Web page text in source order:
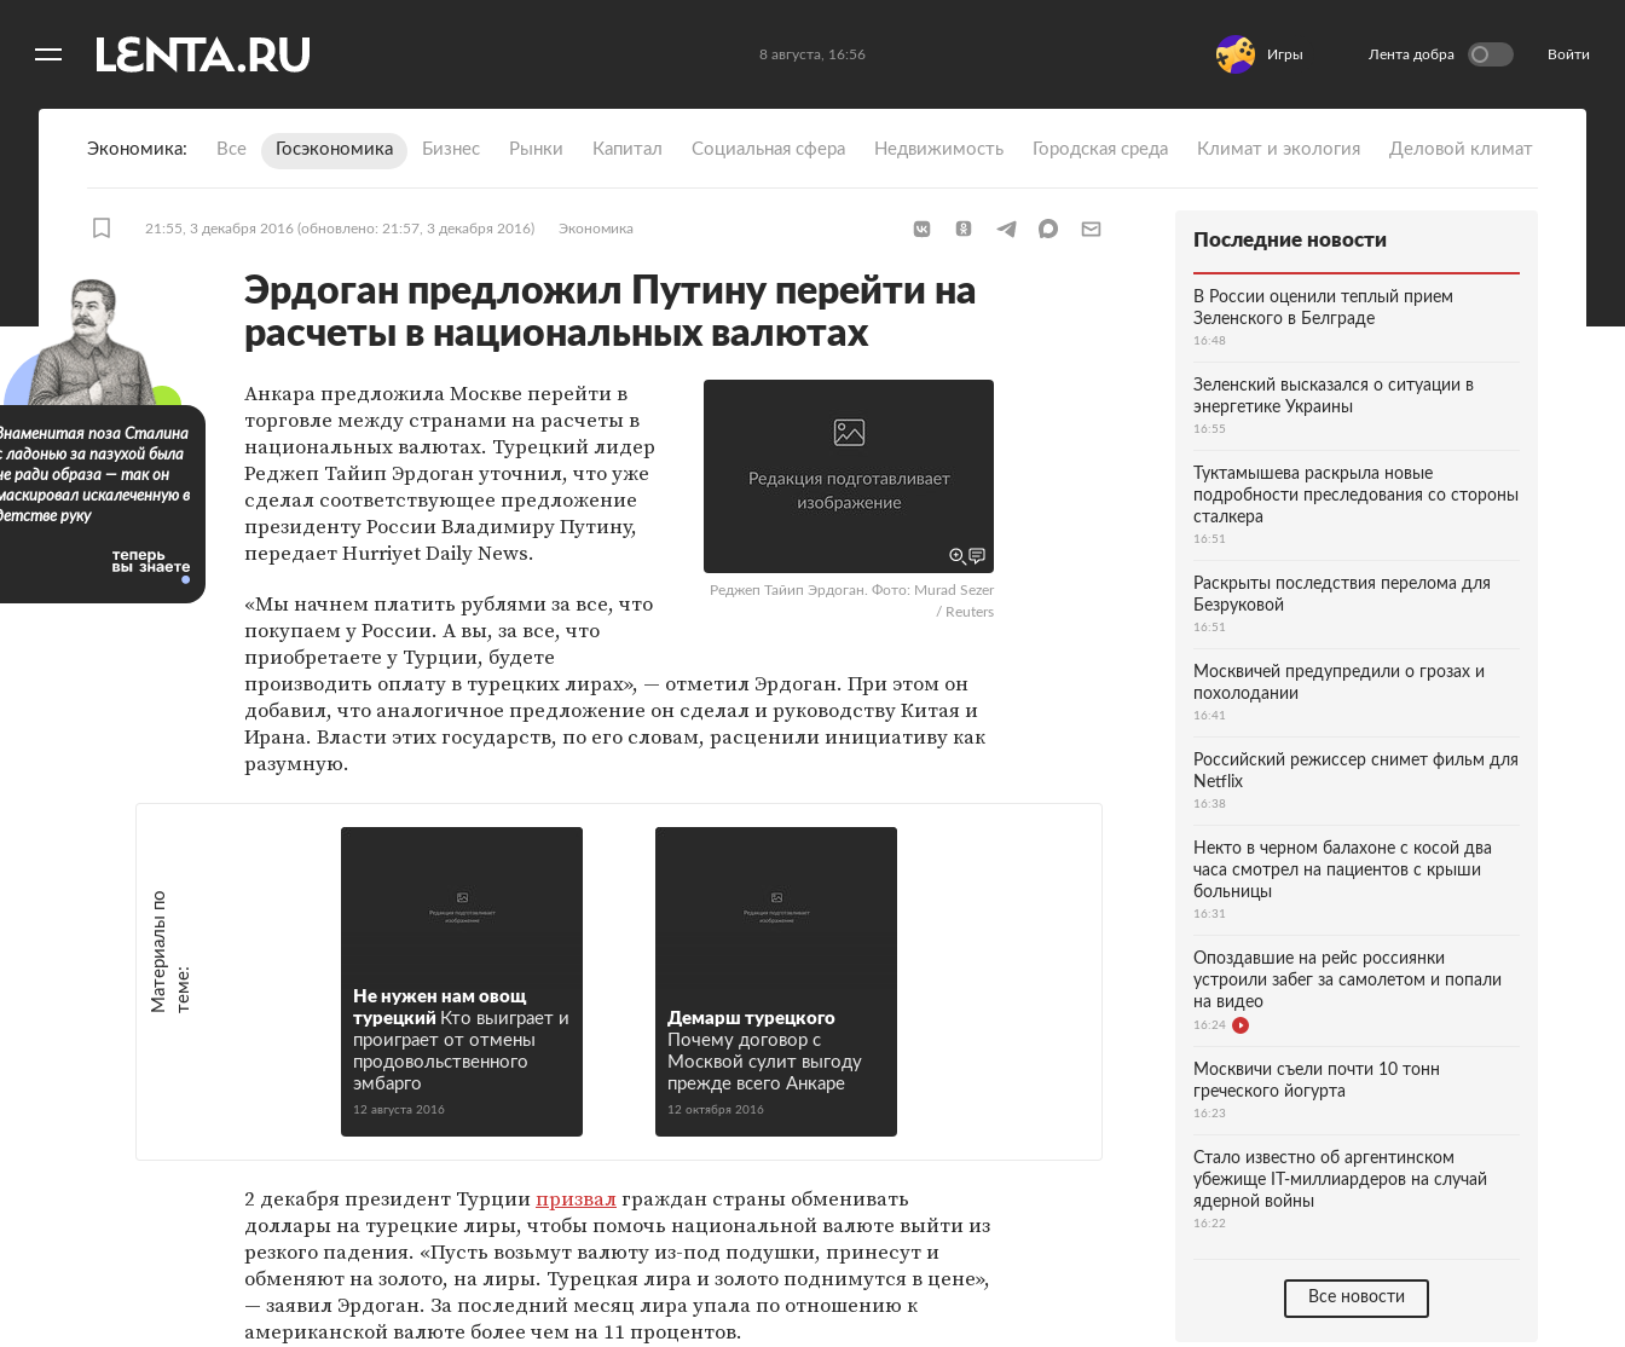
8 августа, 16:56 Игры Лента добра Войти
Экономика Все Госэкономика Бизнес Рынки Капитал Социальная сфера Недвижимость Городская среда Климат и экология Деловой климат
21:55, 3 декабря 2016 (обновлено: 21:57, 3 декабря 2016) Экономика
Эрдоган предложил Путину перейти на
расчеты в национальных валютах
Реджеп Тайип Эрдоган. Фото: Murad Sezer
/ Reuters
Анкара предложила Москве перейти в
торговле между странами на расчеты в
национальных валютах. Турецкий лидер
Реджеп Тайип Эрдоган уточнил, что уже
сделал соответствующее предложение
президенту России Владимиру Путину,
передает Hurriyet Daily News.
«Мы начнем платить рублями за все, что
покупаем у России. А вы, за все, что
приобретаете у Турции, будете
производить оплату в турецких лирах», — отметил Эрдоган. При этом он
добавил, что аналогичное предложение он сделал и руководству Китая и
Ирана. Власти этих государств, по его словам, расценили инициативу как
разумную.
М
а
т е
р
и
а
л
ы
п
о
т
е
м
е :
Не нужен нам овощ
турецкий Кто выиграет и
проиграет от отмены
продовольственного
эмбарго
12 августа 2016
Демарш турецкого
Почему договор с
Москвой сулит выгоду
прежде всего Анкаре
12 октября 2016
2 декабря президент Турциипризвалграждан страны обменивать
доллары на турецкие лиры, чтобы помочь национальной валюте выйти из
резкого падения. «Пусть возьмут валюту из-под подушки, принесут и
обменяют на золото, на лиры. Турецкая лира и золото поднимутся в цене»,
— заявил Эрдоган. За последний месяц лира упала по отношению к
американской валюте более чем на 11 процентов.
поза Сталина
ладонью за пазухой была
ради образа — так он
искалеченную в
руку
Последние новости
В России оценили теплый прием
Зеленского в Белграде
16:48
Зеленский высказался о ситуации в
энергетике Украины
16:55
Туктамышева раскрыла новые
подробности преследования со стороны
сталкера
16:51
Раскрыты последствия перелома для
Безруковой
16:51
Москвичей предупредили о грозах и
похолодании
16:41
Российский режиссер снимет фильм для
Netflix
16:38
Некто в черном балахоне с косой два
часа смотрел на пациентов с крыши
больницы
16:31
Опоздавшие на рейс россиянки
устроили забег за самолетом и попали
на видео
16:24
Москвичи съели почти 10 тонн
греческого йогурта
16:23
Стало известно об аргентинском
убежище IT-миллиардеров на случай
ядерной войны
16:22
Все новости